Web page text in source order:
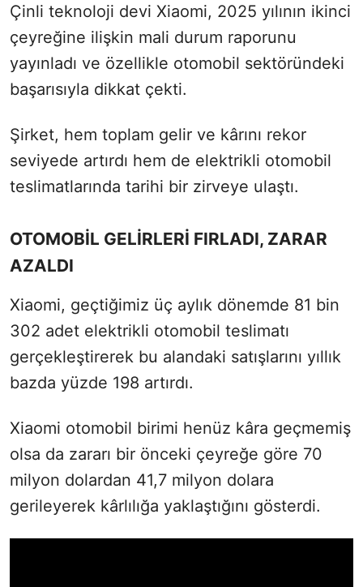
Çinli teknoloji devi Xiaomi, 2025 yılının ikinci
çeyreğine ilişkin mali durum raporunu
yayınladı ve özellikle otomobil sektöründeki
başarısıyla dikkat çekti.
Şirket, hem toplam gelir ve kârını rekor
seviyede artırdı hem de elektrikli otomobil
teslimatlarında tarihi bir zirveye ulaştı.
OTOMOBİL GELİRLERİ FIRLADI, ZARAR
AZALDI
Xiaomi, geçtiğimiz üç aylık dönemde 81 bin
302 adet elektrikli otomobil teslimatı
gerçekleştirerek bu alandaki satışlarını yıllık
bazda yüzde 198 artırdı.
Xiaomi otomobil birimi henüz kâra geçmemiş
olsa da zararı bir önceki çeyreğe göre 70
milyon dolardan 41,7 milyon dolara
gerileyerek kârlılığa yaklaştığını gösterdi.